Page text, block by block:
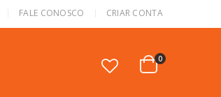
FALE CONOSCO CRIAR CONTA
Cart
0itens